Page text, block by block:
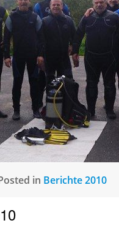
in Berichte 2010